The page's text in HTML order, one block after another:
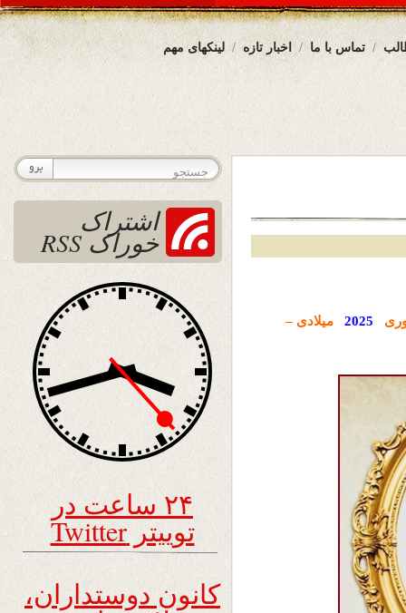
لینکهای مهم اخبار تازه تماس با ما
2025 میلادی –
اشتراک
خوراک RSS
۲۴ ساعت در
توییتر Twitter
کانون دوستداران،